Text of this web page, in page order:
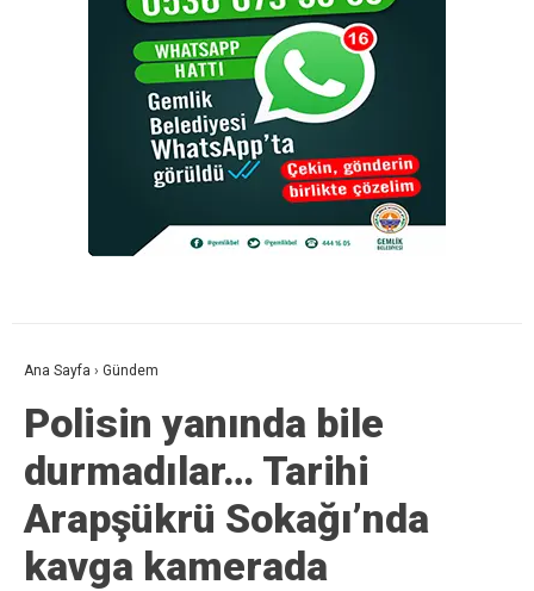
Ana Sayfa › Gündem
Polisin yanında bile
durmadılar… Tarihi
Arapşükrü Sokağı’nda
kavga kamerada